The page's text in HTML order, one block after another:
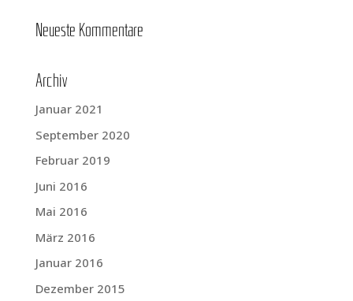
Neu­es­te Kommentare
Archiv
Januar 2021
September 2020
Februar 2019
Juni 2016
Mai 2016
März 2016
Januar 2016
Dezember 2015